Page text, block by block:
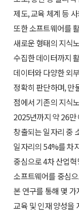
제도, 교육 체계 등
또한 소프트웨어를
새로운 형태의 지식
수집한 데이터까지
데이터와 다양한 외
정확히 판단하며, 만
점에서 기존의 지식
2025년까지 약 26만
창출되는 일자리 중
일자리의 54%를 차
중심으로 4차 산업
소프트웨어를 중심
본 연구를 통해 몇
교육 및 인재 양성을